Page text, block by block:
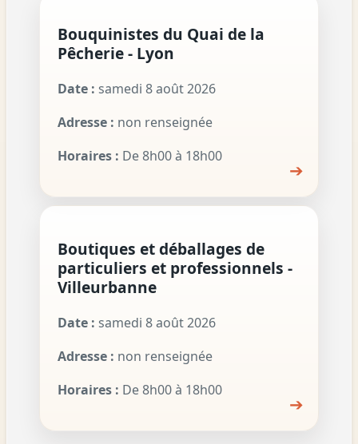
Bouquinistes du Quai de la
Pêcherie - Lyon
Date : samedi 8 août 2026
Adresse : non renseignée
Horaires : De 8h00 à 18h00
➔
Boutiques et déballages de
particuliers et professionnels -
Villeurbanne
Date : samedi 8 août 2026
Adresse : non renseignée
Horaires : De 8h00 à 18h00
➔